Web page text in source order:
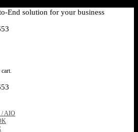
End solution for your business
/ AIO